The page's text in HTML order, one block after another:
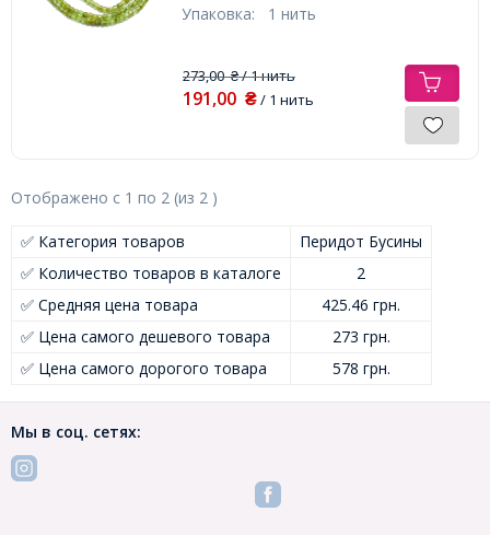
Упаковка: 1 нить
273,00₴/ 1 нить
191,00 ₴/ 1 нить
Отображено с 1 по 2 (из 2 )
✅ Категория товаров
Перидот Бусины
✅ Количество товаров в каталоге
2
✅ Средняя цена товара
425.46 грн.
✅ Цена самого дешевого товара
273 грн.
✅ Цена самого дорогого товара
578 грн.
Мы в соц. сетях: